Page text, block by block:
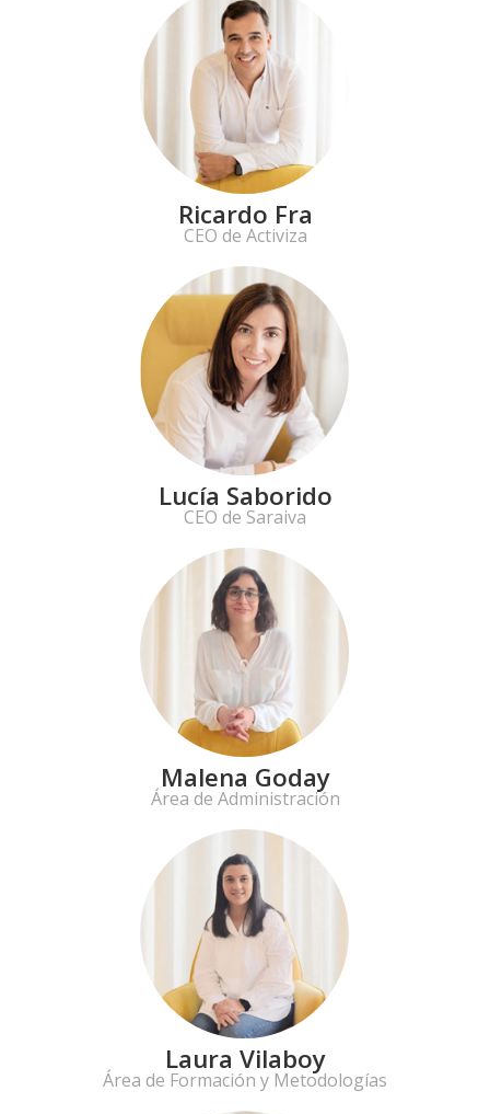
Ricardo Fra
CEO de Activiza
Lucía Saborido
CEO de Saraiva
Malena Goday
Área de Administración
Laura Vilaboy
Área de Formación y Metodologías